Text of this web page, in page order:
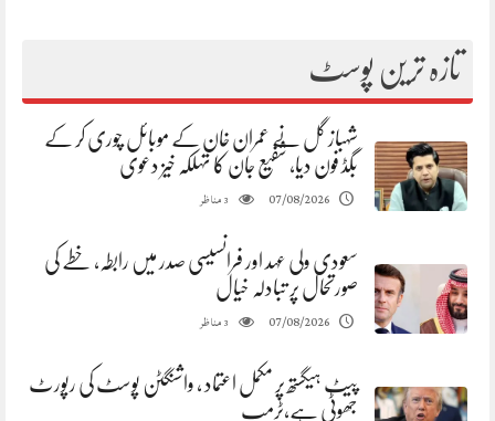
تازہ ترین پوسٹ
شہباز گل نے عمران خان کے موبائل چوری کر کے
بگڈ فون دیا، شفیع جان کا تہلکہ خیز دعوی
07/08/2026
3مناظر
سعودی ولی عہد اور فرانسیسی صدر میں رابطہ، خطے کی
صورتحال پر تبادلہ خیال
07/08/2026
3مناظر
پیٹ ہیگستھ پر مکمل اعتماد ، واشنگٹن پوسٹ کی رپورٹ
جھوٹی ہے،ٹرمپ